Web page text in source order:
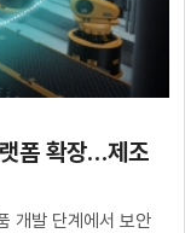
폼 확장…제조
개발 단계에서 보안